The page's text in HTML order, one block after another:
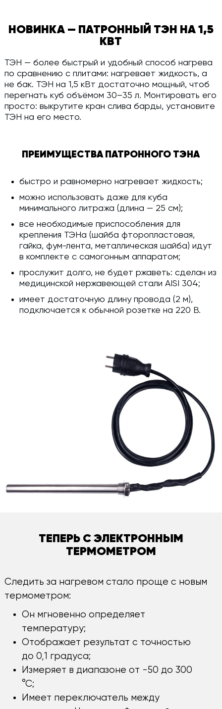
НОВИНКА — ПАТРОННЫЙ ТЭН НА 1,5
КВТ
ТЭН — более быстрый и удобный способ нагрева
по сравнению с плитами: нагревает жидкость, а
не бак. ТЭН на 1,5 кВт достаточно мощный, чтоб
перегнать куб объёмом 30–35 л. Монтировать его
просто: выкрутите кран слива барды, установите
ТЭН на его место.
ПРЕИМУЩЕСТВА ПАТРОННОГО ТЭНА
быстро и равномерно нагревает жидкость;
можно использовать даже для куба
минимального литража (длина — 25 см);
все необходимые приспособления для
крепления ТЭНа (шайба фторопластовая,
гайка, фум-лента, металлическая шайба) идут
в комплекте с самогонным аппаратом;
прослужит долго, не будет ржаветь: сделан из
медицинской нержавеющей стали AISI 304;
имеет достаточную длину провода (2 м),
подключается к обычной розетке на 220 В.
ТЕПЕРЬ С ЭЛЕКТРОННЫМ
ТЕРМОМЕТРОМ
Следить за нагревом стало проще с новым
термометром:
Он мгновенно определяет
температуру;
Отображает результат с точностью
до 0,1 градуса;
Измеряет в диапазоне от -50 до 300
°С;
Имеет переключатель между